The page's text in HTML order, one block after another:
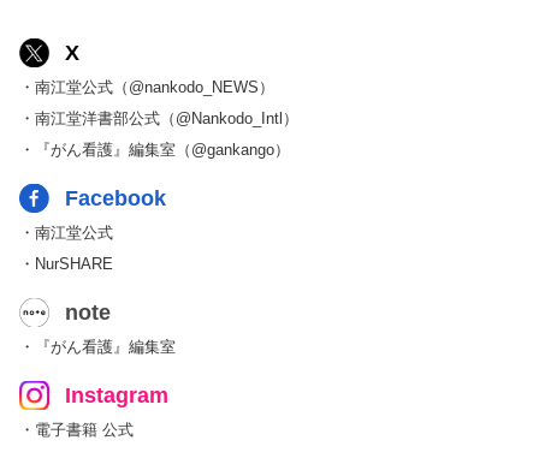
X
・南江堂公式（@nankodo_NEWS）
・南江堂洋書部公式（@Nankodo_Intl）
・『がん看護』編集室（@gankango）
Facebook
・南江堂公式
・NurSHARE
note
・『がん看護』編集室
Instagram
・電子書籍 公式